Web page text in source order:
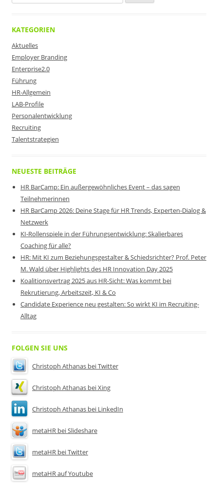
nach:
KATEGORIEN
Aktuelles
Employer Branding
Enterprise2.0
Führung
HR-Allgemein
LAB-Profile
Personalentwicklung
Recruiting
Talentstrategien
NEUESTE BEITRÄGE
HR BarCamp: Ein außergewöhnliches Event – das sagen
Teilnehmerinnen
HR BarCamp 2026: Deine Stage für HR Trends, Experten-Dialog &
Netzwerk
KI-Rollenspiele in der Führungsentwicklung: Skalierbares
Coaching für alle?
HR: Mit KI zum Beziehungsgestalter & Schiedsrichter? Prof. Peter
M. Wald über Highlights des HR Innovation Day 2025
Koalitionsvertrag 2025 aus HR-Sicht: Was kommt bei
Rekrutierung, Arbeitszeit, KI & Co
Candidate Experience neu gestalten: So wirkt KI im Recruiting-
Alltag
FOLGEN SIE UNS
Christoph Athanas bei Twitter
Christoph Athanas bei Xing
Christoph Athanas bei LinkedIn
metaHR bei Slideshare
metaHR bei Twitter
metaHR auf Youtube